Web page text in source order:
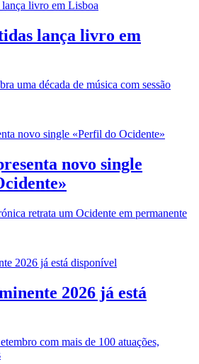
lança livro em
uma década de música com sessão
novo single
retrata um Ocidente em permanente
2026 já está
com mais de 100 atuações,